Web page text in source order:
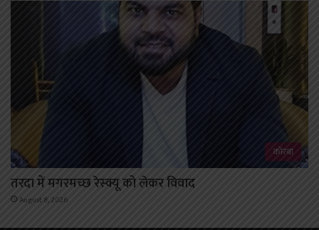
कोरबा
तरदा में मगरमच्छ रेस्क्यू को लेकर विवाद
August 8, 2026